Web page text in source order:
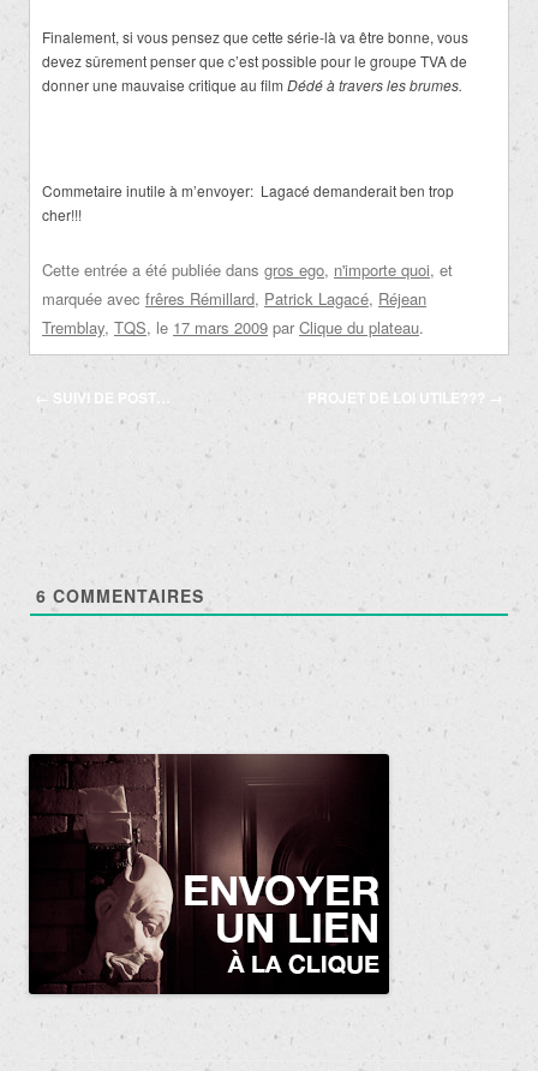
Finalement, si vous pensez que cette série-là va être bonne, vous
devez sûrement penser que c’est possible pour le groupe TVA de
donner une mauvaise critique au film Dédéà travers lesbrumes.
Commetaire inutile à m’envoyer: Lagacé demanderait ben trop
cher!!!
Cette entrée a été publiée dans gros ego, n'importe quoi, et
marquée avec frêres Rémillard, Patrick Lagacé, Réjean
Tremblay, TQS, le 17 mars 2009 par Clique du plateau.
Navigation
articles
← SUIVI DE POST… PROJET DE LOI UTILE??? →
6 COMMENTAIRES